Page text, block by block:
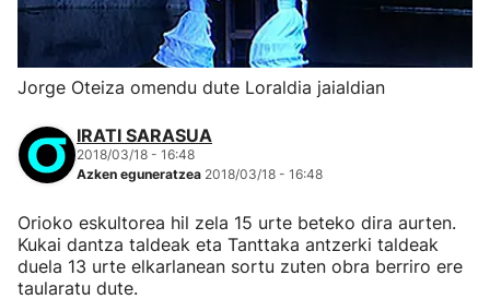
Jorge Oteiza omendu dute Loraldia jaialdian
IRATI SARASUA
2018/03/18 - 16:48
Azken eguneratzea 2018/03/18 - 16:48
Orioko eskultorea hil zela 15 urte beteko dira aurten.
Kukai dantza taldeak eta Tanttaka antzerki taldeak
duela 13 urte elkarlanean sortu zuten obra berriro ere
taularatu dute.